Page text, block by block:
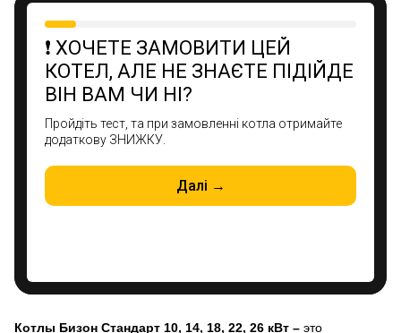
Котлы Бизон Стандарт 10, 14, 18, 22, 26 кВт – это